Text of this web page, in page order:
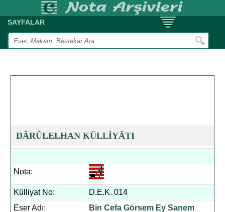
SAYFALAR
DÂRÛLELHAN KÜLLİYÂTI
Nota:
Külliyat No:
D.E.K. 014
Eser Adı:
Bin Cefa Görsem Ey Sanem